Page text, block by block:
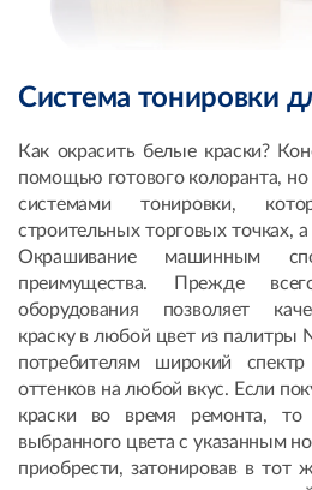
Система тонировки
Как окрасить белые краски?
помощью готового колоранта,
системами тонировки,
строительных торговых точках,
Окрашивание машинным
преимущества. Прежде
оборудования позволяет
краску в любой цвет из палитры
потребителям широкий
оттенков на любой вкус. Если
краски во время ремонта, то
выбранного цвета с указанным
приобрести, затонировав в тот